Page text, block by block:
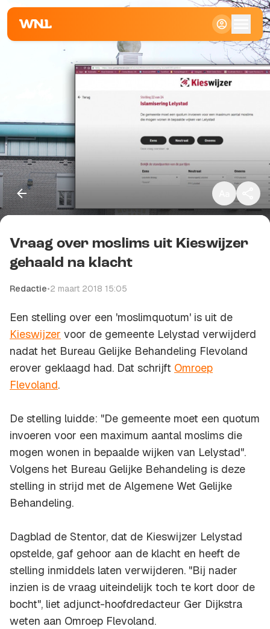
Klein
Groot
Kopieer link
Vraag over moslims uit Kieswijzer
gehaald na klacht
Redactie•2 maart 2018 15:05
Een stelling over een 'moslimquotum' is uit de
Kieswijzer voor de gemeente Lelystad verwijderd
nadat het Bureau Gelijke Behandeling Flevoland
erover geklaagd had. Dat schrijft Omroep
Flevoland.
De stelling luidde: "De gemeente moet een quotum
invoeren voor een maximum aantal moslims die
mogen wonen in bepaalde wijken van Lelystad".
Volgens het Bureau Gelijke Behandeling is deze
stelling in strijd met de Algemene Wet Gelijke
Behandeling.
Dagblad de Stentor, dat de Kieswijzer Lelystad
opstelde, gaf gehoor aan de klacht en heeft de
stelling inmiddels laten verwijderen. "Bij nader
inzien is de vraag uiteindelijk toch te kort door de
bocht", liet adjunct-hoofdredacteur Ger Dijkstra
weten aan Omroep Flevoland.